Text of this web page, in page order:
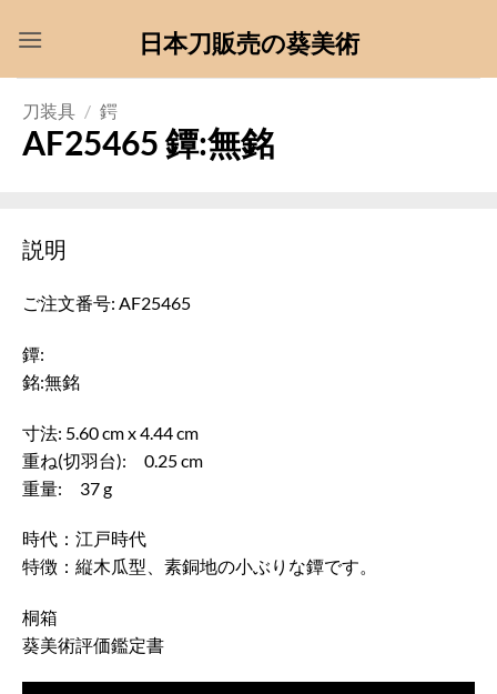
日本刀販売の葵美術
刀装具 / 鍔
AF25465 鐔:無銘
説明
ご注文番号: AF25465
鐔:
銘:無銘
寸法: 5.60 cm x 4.44 cm
重ね(切羽台): 0.25 cm
重量: 37 g
時代：江戸時代
特徴：縦木瓜型、素銅地の小ぶりな鐔です。
桐箱
葵美術評価鑑定書